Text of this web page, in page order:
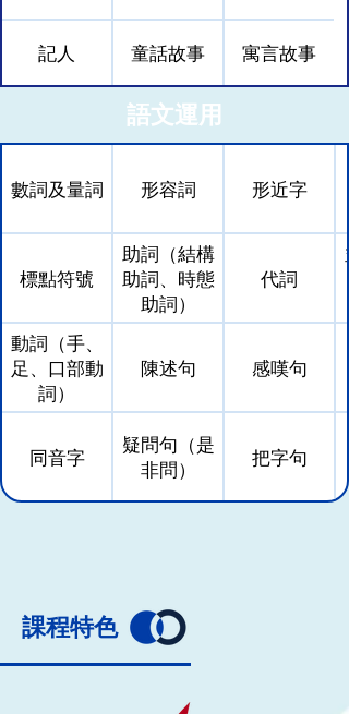
記人 童話故事 寓言故事
語文運用
數詞及量詞 形容詞 形近字
標點符號
助詞（結構
助詞、時態
助詞）
代詞
動詞（手、
足、口部動
詞）
陳述句 感嘆句
同音字
疑問句（是
非問）
把字句
課程特色